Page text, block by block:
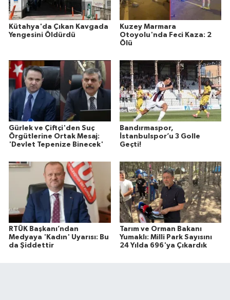
Kütahya'da Çıkan Kavgada
Yengesini Öldürdü
Kuzey Marmara
Otoyolu'nda Feci Kaza: 2
Ölü
Gürlek ve Çiftçi'den Suç
Örgütlerine Ortak Mesaj:
'Devlet Tepenize Binecek'
Bandırmaspor,
İstanbulspor’u 3 Golle
Geçti!
RTÜK Başkanı’ndan
Medyaya 'Kadın' Uyarısı: Bu
da Şiddettir
Tarım ve Orman Bakanı
Yumaklı: Milli Park Sayısını
24 Yılda 696'ya Çıkardık